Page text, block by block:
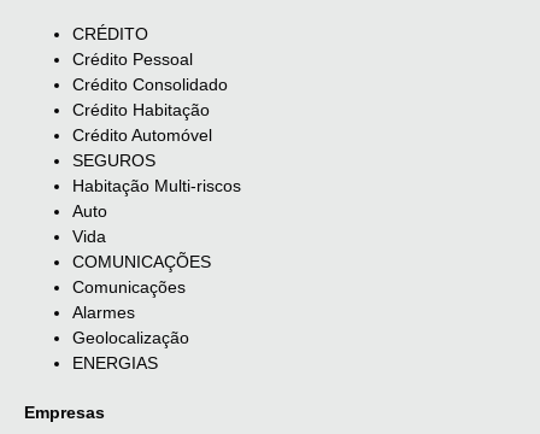
CRÉDITO
Crédito Pessoal
Crédito Consolidado
Crédito Habitação
Crédito Automóvel
SEGUROS
Habitação Multi-riscos
Auto
Vida
COMUNICAÇÕES
Comunicações
Alarmes
Geolocalização
ENERGIAS
Empresas